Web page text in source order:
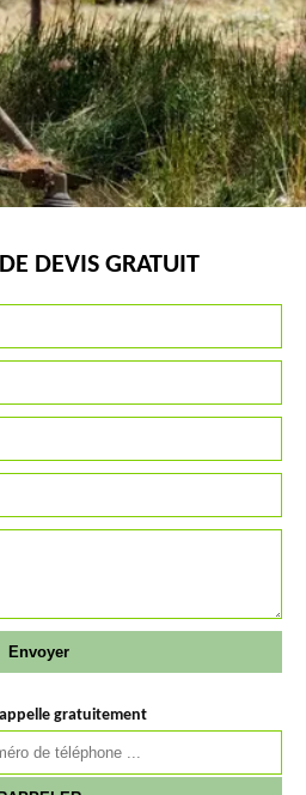
DEVIS GRATUIT
gratuitement